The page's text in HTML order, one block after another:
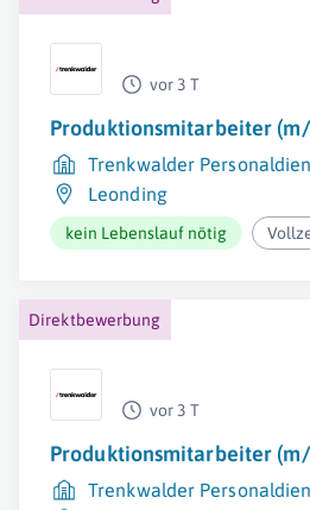
vor 3 T
Produktionsmitarbeiter
Trenkwalder
Leonding
kein Lebenslauf nötig
Direktbewerbung
vor 3 T
Produktionsmitarbeiter
Trenkwalder